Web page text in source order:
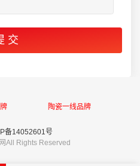
陶瓷一线品牌
备14052601号
All Rights Reserved